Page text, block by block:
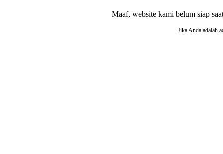
Maaf, website kami belum siap
Jika Anda adalah